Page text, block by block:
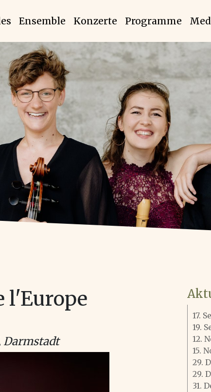
Ensemble Konzerte Programme
l'Europe
Darmstadt
17.
19.
12.
15.
29.
29.
31.